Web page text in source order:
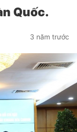
Quốc.
3 năm trước